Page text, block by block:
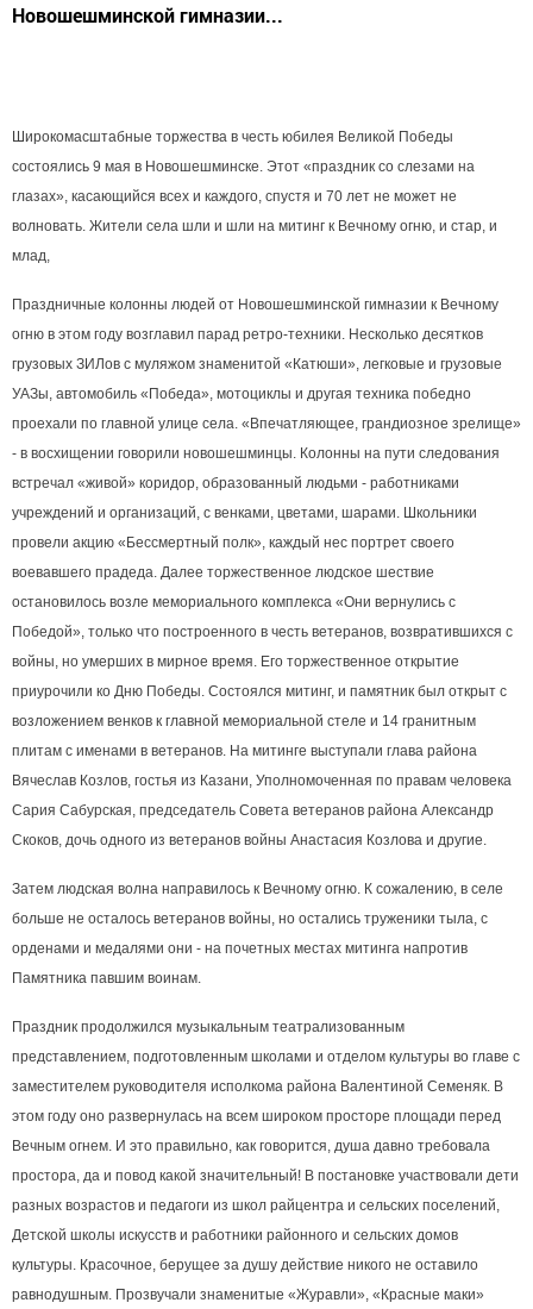
Новошешминской гимназии...
Широкомасштабные торжества в честь юбилея Великой Победы
состоялись 9 мая в Новошешминске. Этот «праздник со слезами на
глазах», касающийся всех и каждого, спустя и 70 лет не может не
волновать. Жители села шли и шли на митинг к Вечному огню, и стар, и
млад,
Праздничные колонны людей от Новошешминской гимназии к Вечному
огню в этом году возглавил парад ретро-техники. Несколько десятков
грузовых ЗИЛов с муляжом знаменитой «Катюши», легковые и грузовые
УАЗы, автомобиль «Победа», мотоциклы и другая техника победно
проехали по главной улице села. «Впечатляющее, грандиозное зрелище»
- в восхищении говорили новошешминцы. Колонны на пути следования
встречал «живой» коридор, образованный людьми - работниками
учреждений и организаций, с венками, цветами, шарами. Школьники
провели акцию «Бессмертный полк», каждый нес портрет своего
воевавшего прадеда. Далее торжественное людское шествие
остановилось возле мемориального комплекса «Они вернулись с
Победой», только что построенного в честь ветеранов, возвратившихся с
войны, но умерших в мирное время. Его торжественное открытие
приурочили ко Дню Победы. Состоялся митинг, и памятник был открыт с
возложением венков к главной мемориальной стеле и 14 гранитным
плитам с именами в ветеранов. На митинге выступали глава района
Вячеслав Козлов, гостья из Казани, Уполномоченная по правам человека
Сария Сабурская, председатель Совета ветеранов района Александр
Скоков, дочь одного из ветеранов войны Анастасия Козлова и другие.
Затем людская волна направилось к Вечному огню. К сожалению, в селе
больше не осталось ветеранов войны, но остались труженики тыла, с
орденами и медалями они - на почетных местах митинга напротив
Памятника павшим воинам.
Праздник продолжился музыкальным театрализованным
представлением, подготовленным школами и отделом культуры во главе с
заместителем руководителя исполкома района Валентиной Семеняк. В
этом году оно развернулась на всем широком просторе площади перед
Вечным огнем. И это правильно, как говорится, душа давно требовала
простора, да и повод какой значительный! В постановке участвовали дети
разных возрастов и педагоги из школ райцентра и сельских поселений,
Детской школы искусств и работники районного и сельских домов
культуры. Красочное, берущее за душу действие никого не оставило
равнодушным. Прозвучали знаменитые «Журавли», «Красные маки»